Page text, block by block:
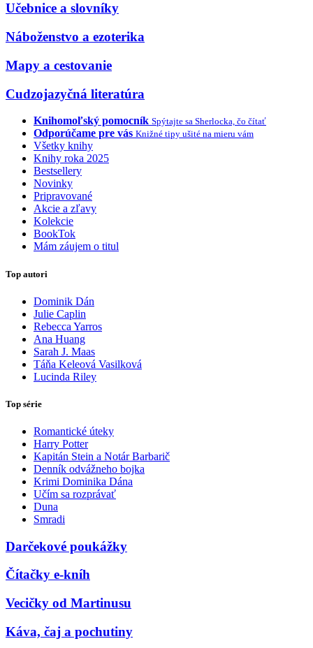
Učebnice a slovníky
Náboženstvo a ezoterika
Mapy a cestovanie
Cudzojazyčná literatúra
Knihomoľský pomocník Spýtajte sa Sherlocka, čo čítať
Odporúčame pre vás Knižné tipy ušité na mieru vám
Všetky knihy
Knihy roka 2025
Bestsellery
Novinky
Pripravované
Akcie a zľavy
Kolekcie
BookTok
Mám záujem o titul
Top autori
Dominik Dán
Julie Caplin
Rebecca Yarros
Ana Huang
Sarah J. Maas
Táňa Keleová Vasilková
Lucinda Riley
Top série
Romantické úteky
Harry Potter
Kapitán Stein a Notár Barbarič
Denník odvážneho bojka
Krimi Dominika Dána
Učím sa rozprávať
Duna
Smradi
Darčekové poukážky
Čítačky e-kníh
Vecičky od Martinusu
Káva, čaj a pochutiny